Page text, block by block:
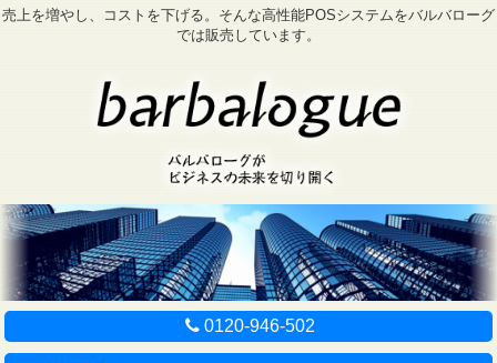
売上を増やし、コストを下げる。そんな高性能POSシステムをバルバローグ
では販売しています。
0120-946-502